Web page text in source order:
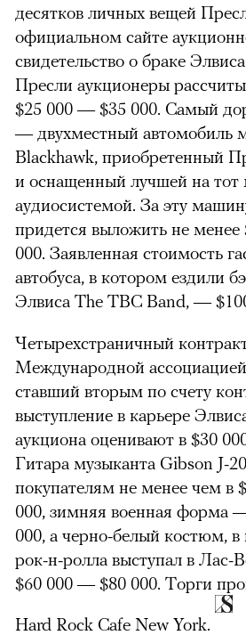
десятков личных вещей
официальном сайте
свидетельство о браке
Пресли аукционеры
$25 000 — $35 000. Самый
— двухместный автомобиль
Blackhawk, приобретенный
и оснащенный лучшей на
аудиосистемой. За эту
придется выложить не
000. Заявленная стоимость
автобуса, в котором ездили
Элвиса The TBC Band, —
Четырехстраничный
Международной
ставший вторым по счету
выступление в карьере
аукциона оценивают в $30
Гитара музыканта Gibson J-
покупателям не менее чем в
000, зимняя военная форма
000, а черно-белый костюм,
рок-н-ролла выступал в Лас-
$60 000 — $80 000. Торги
Hard Rock Cafe New York.